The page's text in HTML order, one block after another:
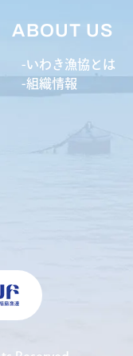
ABOUT US
いわき漁協とは
組織情報